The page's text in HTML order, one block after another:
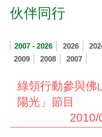
伙伴同行
2007 - 2026 2026
2009
2008 2007
綠領行動參與佛
陽光」節目
2010/